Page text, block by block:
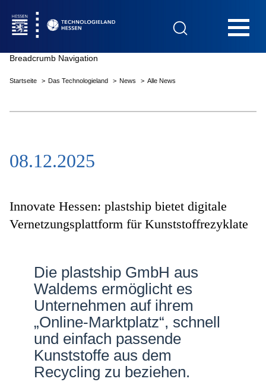
Das Technologieland
Innovationsfelder
Netzwerke
Breadcrumb Navigation
Startseite Das Technologieland News Alle News
08.12.2025
Innovate Hessen: plastship bietet digitale
Vernetzungsplattform für Kunststoffrezyklate
Die plastship GmbH aus
Waldems ermöglicht es
Unternehmen auf ihrem
„Online-Marktplatz“, schnell
und einfach passende
Kunststoffe aus dem
Recycling zu beziehen.